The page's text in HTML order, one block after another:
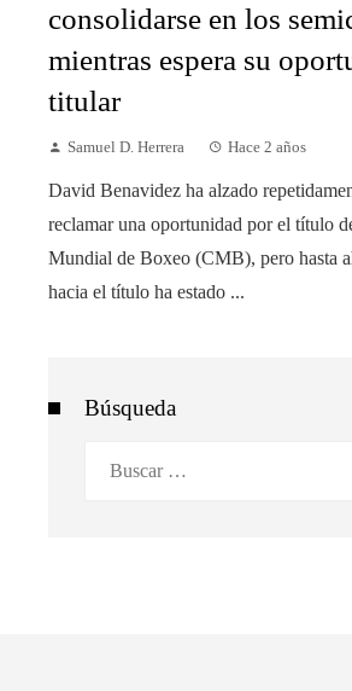
consolidarse en los
mientras espera su
titular
Samuel D. Herrera Hace 2 años
David Benavidez ha alzado
reclamar una oportunidad por el título
Mundial de Boxeo (CMB), pero hasta
hacia el título ha estado ...
Búsqueda